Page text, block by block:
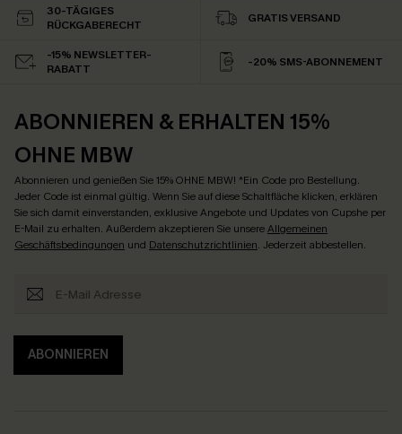
30-TÄGIGES
RÜCKGABERECHT
GRATIS VERSAND
-15% NEWSLETTER-
RABATT
-20% SMS-ABONNEMENT
ABONNIEREN & ERHALTEN 15%
OHNE MBW
Abonnieren und genießen Sie 15% OHNE MBW! *Ein Code pro Bestellung.
Jeder Code ist einmal gültig. Wenn Sie auf diese Schaltfläche klicken, erklären
Sie sich damit einverstanden, exklusive Angebote und Updates von Cupshe per
E-Mail zu erhalten. Außerdem akzeptieren Sie unsereAllgemeinen
Geschäftsbedingungen und Datenschutzrichtlinien. Jederzeit abbestellen.
ABONNIEREN